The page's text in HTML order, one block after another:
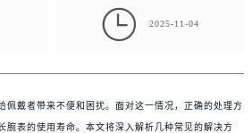
 2025-11-04
佩戴者带来不便和困扰。面对这一情况，正确的处理方
腕表的使用寿命。本文将深入解析几种常见的解决方